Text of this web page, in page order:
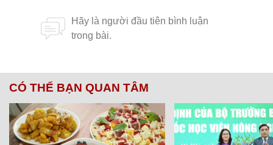
CÓ THỂ BẠN QUAN TÂM